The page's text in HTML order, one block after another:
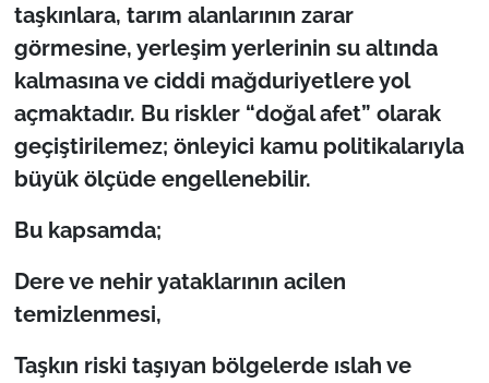
taşkınlara, tarım alanlarının zarar
görmesine, yerleşim yerlerinin su altında
kalmasına ve ciddi mağduriyetlere yol
açmaktadır. Bu riskler “doğal afet” olarak
geçiştirilemez; önleyici kamu politikalarıyla
büyük ölçüde engellenebilir.
Bu kapsamda;
Dere ve nehir yataklarının acilen
temizlenmesi,
Taşkın riski taşıyan bölgelerde ıslah ve
İş Dünyası
Bilim Teknoloji
English News
Canlı Maç
Finans
Genel-A
Gündem-Eğitim